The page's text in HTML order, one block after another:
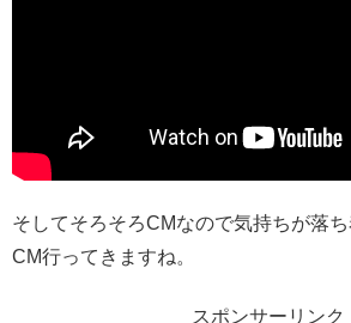
そしてそろそろCMなので気持ちが落
CM行ってきますね。
スポンサーリンク